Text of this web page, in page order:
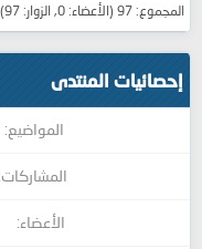
المجموع: 97 (الأعضاء: 0, الزوار: 97)
إحصائيات المنتدى
المواضيع
المشاركات
الأعضاء